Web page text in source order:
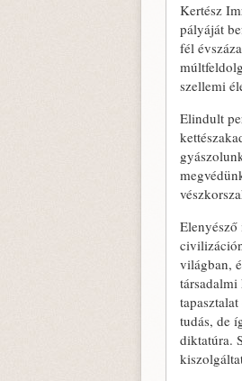
Kertész
pályáját
fél
szellemi
Elindult
világban,
tudás, de
diktatúra.